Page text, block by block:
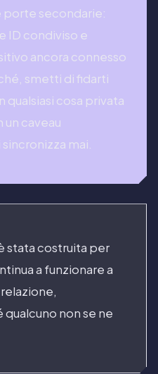
porte secondarie:
ID condiviso e
ancora connesso
smetti di fidarti
qualsiasi cosa privata
caveau
mai.
stata costruita per
a funzionare a
non se ne